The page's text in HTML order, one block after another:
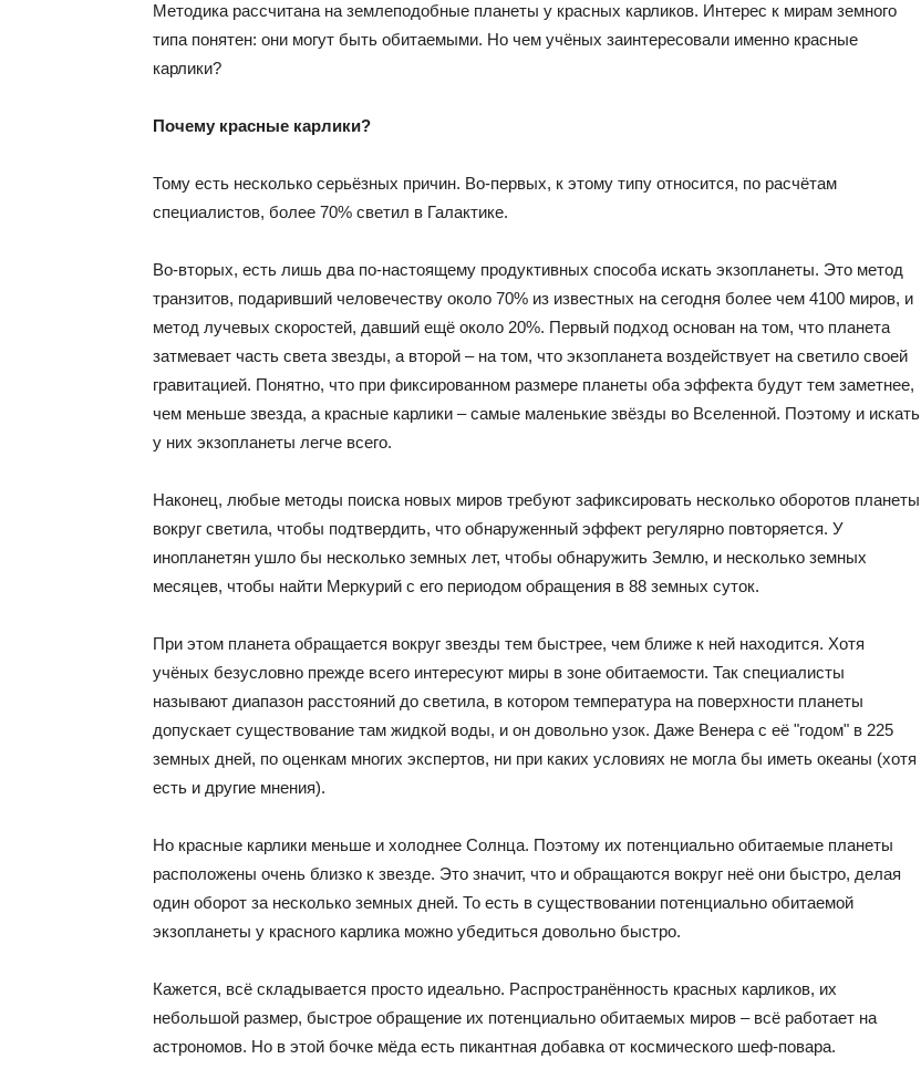
Методика рассчитана на землеподобные планеты у красных карликов. Интерес к мирам земного
типа понятен: они могут быть обитаемыми. Но чем учёных заинтересовали именно красные
карлики?
Почему красные карлики?
Тому есть несколько серьёзных причин. Во-первых, к этому типу относится, по расчётам
специалистов, более 70% светил в Галактике.
Во-вторых, есть лишь два по-настоящему продуктивных способа искать экзопланеты. Это метод
транзитов, подаривший человечеству около 70% из известных на сегодня более чем 4100 миров, и
метод лучевых скоростей, давший ещё около 20%. Первый подход основан на том, что планета
затмевает часть света звезды, а второй – на том, что экзопланета воздействует на светило своей
гравитацией. Понятно, что при фиксированном размере планеты оба эффекта будут тем заметнее,
чем меньше звезда, а красные карлики – самые маленькие звёзды во Вселенной. Поэтому и искать
у них экзопланеты легче всего.
Наконец, любые методы поиска новых миров требуют зафиксировать несколько оборотов планеты
вокруг светила, чтобы подтвердить, что обнаруженный эффект регулярно повторяется. У
инопланетян ушло бы несколько земных лет, чтобы обнаружить Землю, и несколько земных
месяцев, чтобы найти Меркурий с его периодом обращения в 88 земных суток.
При этом планета обращается вокруг звезды тем быстрее, чем ближе к ней находится. Хотя
учёных безусловно прежде всего интересуют миры в зоне обитаемости. Так специалисты
называют диапазон расстояний до светила, в котором температура на поверхности планеты
допускает существование там жидкой воды, и он довольно узок. Даже Венера с её "годом" в 225
земных дней, по оценкам многих экспертов, ни при каких условиях не могла бы иметь океаны (хотя
есть и другие мнения).
Но красные карлики меньше и холоднее Солнца. Поэтому их потенциально обитаемые планеты
расположены очень близко к звезде. Это значит, что и обращаются вокруг неё они быстро, делая
один оборот за несколько земных дней. То есть в существовании потенциально обитаемой
экзопланеты у красного карлика можно убедиться довольно быстро.
Кажется, всё складывается просто идеально. Распространённость красных карликов, их
небольшой размер, быстрое обращение их потенциально обитаемых миров – всё работает на
астрономов. Но в этой бочке мёда есть пикантная добавка от космического шеф-повара.